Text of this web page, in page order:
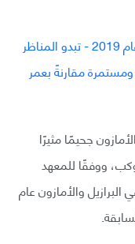
في منطقة الأمازون جحيمًا مثيرًا
ووفقًا للمعهد
والأمازون عام